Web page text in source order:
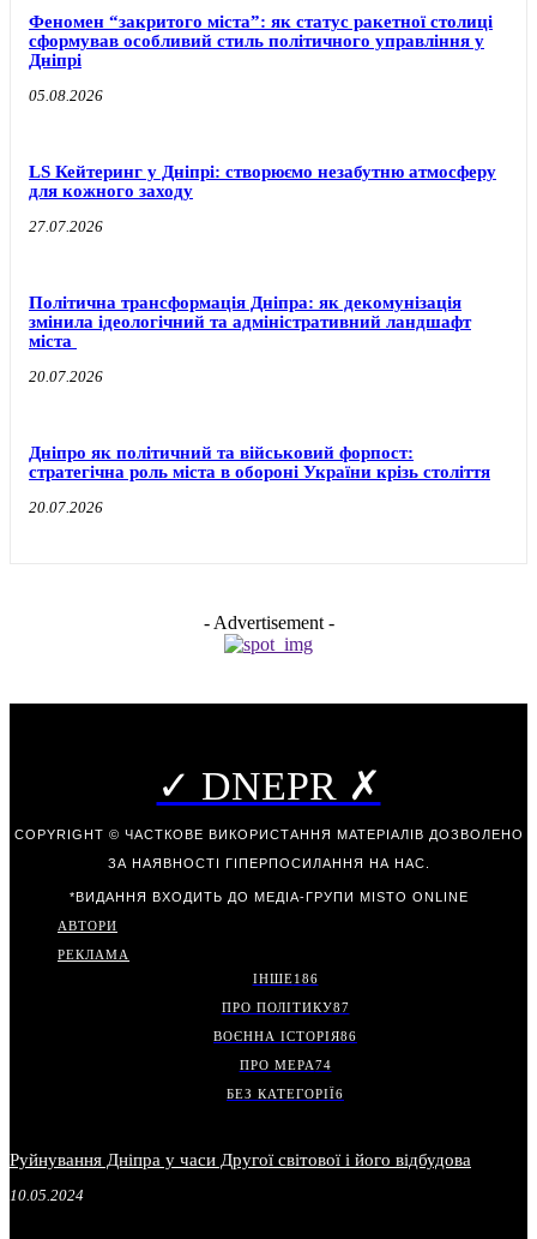
Феномен “закритого міста”: як статус ракетної столиці
сформував особливий стиль політичного управління у
Дніпрі
05.08.2026
LS Кейтеринг у Дніпрі: створюємо незабутню атмосферу
для кожного заходу
27.07.2026
Політична трансформація Дніпра: як декомунізація
змінила ідеологічний та адміністративний ландшафт
міста
20.07.2026
Дніпро як політичний та військовий форпост:
стратегічна роль міста в обороні України крізь століття
20.07.2026
- Advertisement -
✓ DNEPR ✗
COPYRIGHT © ЧАСТКОВЕ ВИКОРИСТАННЯ МАТЕРІАЛІВ ДОЗВОЛЕНО
ЗА НАЯВНОСТІ ГІПЕРПОСИЛАННЯ НА НАС.
*ВИДАННЯ ВХОДИТЬ ДО МЕДІА-ГРУПИ MISTO ONLINE
АВТОРИ
РЕКЛАМА
ІНШЕ186
ПРО ПОЛІТИКУ87
ВОЄННА ІСТОРІЯ86
ПРО МЕРА74
БЕЗ КАТЕГОРІЇ6
Руйнування Дніпра у часи Другої світової і його відбудова
10.05.2024